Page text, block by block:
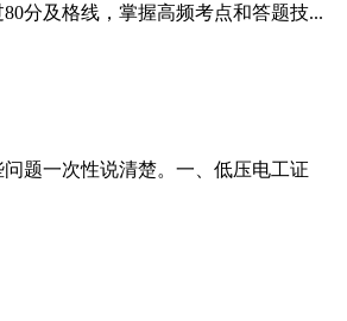
分及格线，掌握高频考点和答题技...
题一次性说清楚。一、低压电工证